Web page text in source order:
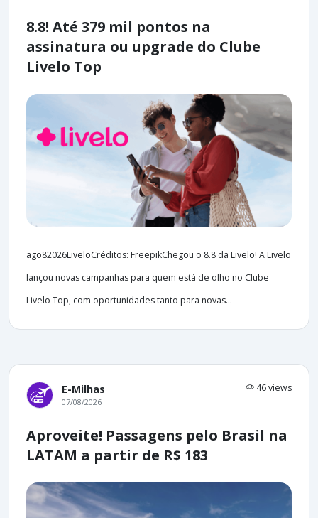
8.8! Até 379 mil pontos na
assinatura ou upgrade do Clube
Livelo Top
ago82026LiveloCréditos: FreepikChegou o 8.8 da Livelo! A Livelo
lançou novas campanhas para quem está de olho no Clube
Livelo Top, com oportunidades tanto para novas...
E-Milhas 46 views
07/08/2026
Aproveite! Passagens pelo Brasil na
LATAM a partir de R$ 183